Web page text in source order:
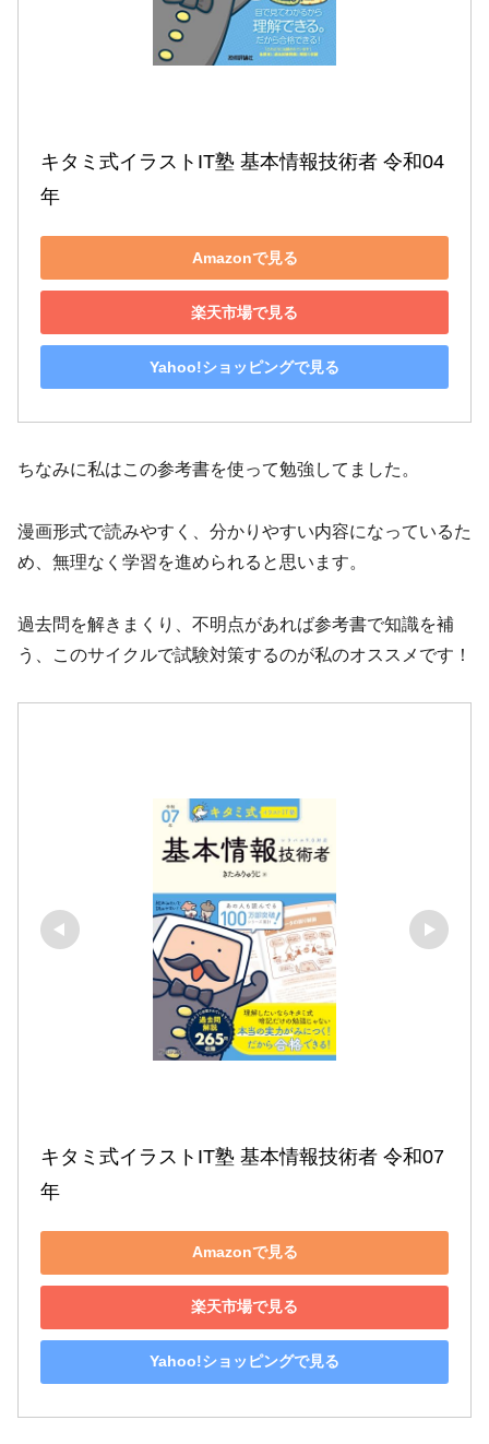
キタミ式イラストIT塾 基本情報技術者 令和04
年
Amazonで見る
楽天市場で見る
Yahoo!ショッピングで見る
ちなみに私はこの参考書を使って勉強してました。
漫画形式で読みやすく、分かりやすい内容になっているた
め、無理なく学習を進められると思います。
過去問を解きまくり、不明点があれば参考書で知識を補
う、このサイクルで試験対策するのが私のオススメです！
キタミ式イラストIT塾 基本情報技術者 令和07
年
Amazonで見る
楽天市場で見る
Yahoo!ショッピングで見る